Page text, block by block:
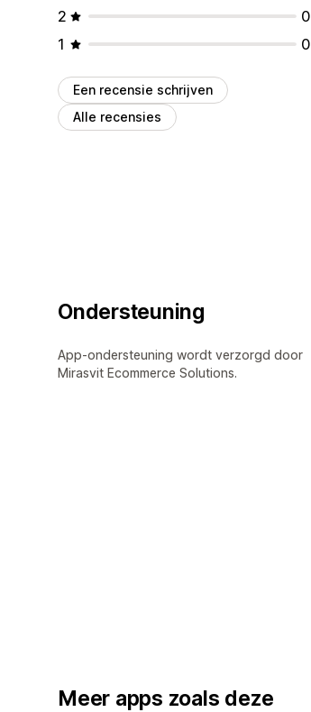
2
0
1
0
Een recensie schrijven
Alle recensies
Ondersteuning
App-ondersteuning wordt verzorgd door
Mirasvit Ecommerce Solutions.
Meer apps zoals deze